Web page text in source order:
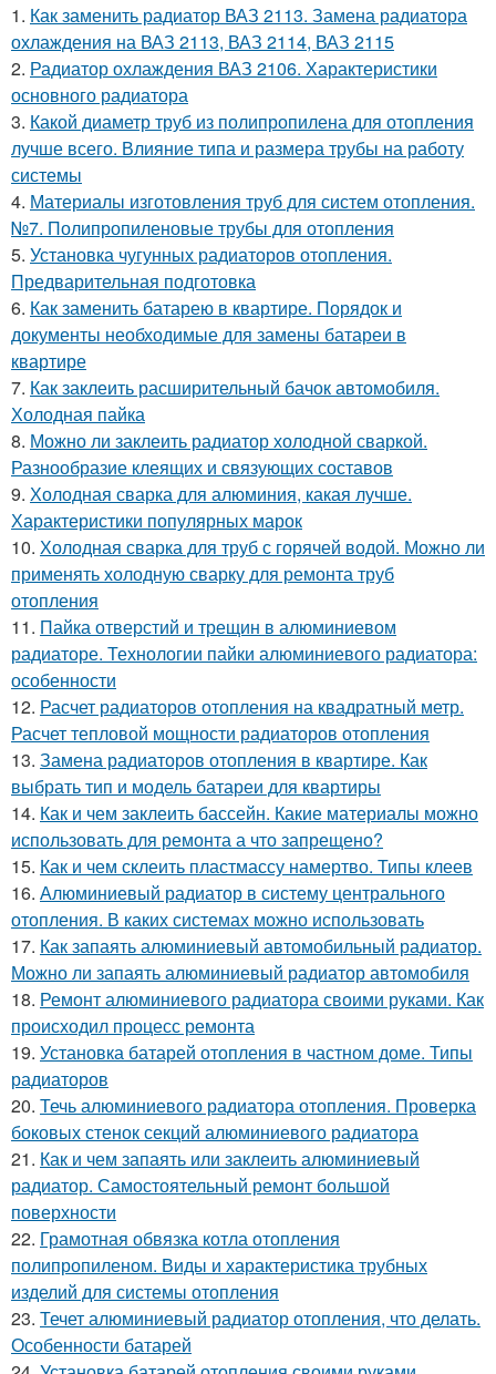
1. Как заменить радиатор ВАЗ 2113. Замена радиатора
охлаждения на ВАЗ 2113, ВАЗ 2114, ВАЗ 2115
2. Радиатор охлаждения ВАЗ 2106. Характеристики
основного радиатора
3. Какой диаметр труб из полипропилена для отопления
лучше всего. Влияние типа и размера трубы на работу
системы
4. Материалы изготовления труб для систем отопления.
№7. Полипропиленовые трубы для отопления
5. Установка чугунных радиаторов отопления.
Предварительная подготовка
6. Как заменить батарею в квартире. Порядок и
документы необходимые для замены батареи в
квартире
7. Как заклеить расширительный бачок автомобиля.
Холодная пайка
8. Можно ли заклеить радиатор холодной сваркой.
Разнообразие клеящих и связующих составов
9. Холодная сварка для алюминия, какая лучше.
Характеристики популярных марок
10. Холодная сварка для труб с горячей водой. Можно ли
применять холодную сварку для ремонта труб
отопления
11. Пайка отверстий и трещин в алюминиевом
радиаторе. Технологии пайки алюминиевого радиатора:
особенности
12. Расчет радиаторов отопления на квадратный метр.
Расчет тепловой мощности радиаторов отопления
13. Замена радиаторов отопления в квартире. Как
выбрать тип и модель батареи для квартиры
14. Как и чем заклеить бассейн. Какие материалы можно
использовать для ремонта а что запрещено?
15. Как и чем склеить пластмассу намертво. Типы клеев
16. Алюминиевый радиатор в систему центрального
отопления. В каких системах можно использовать
17. Как запаять алюминиевый автомобильный радиатор.
Можно ли запаять алюминиевый радиатор автомобиля
18. Ремонт алюминиевого радиатора своими руками. Как
происходил процесс ремонта
19. Установка батарей отопления в частном доме. Типы
радиаторов
20. Течь алюминиевого радиатора отопления. Проверка
боковых стенок секций алюминиевого радиатора
21. Как и чем запаять или заклеить алюминиевый
радиатор. Самостоятельный ремонт большой
поверхности
22. Грамотная обвязка котла отопления
полипропиленом. Виды и характеристика трубных
изделий для системы отопления
23. Течет алюминиевый радиатор отопления, что делать.
Особенности батарей